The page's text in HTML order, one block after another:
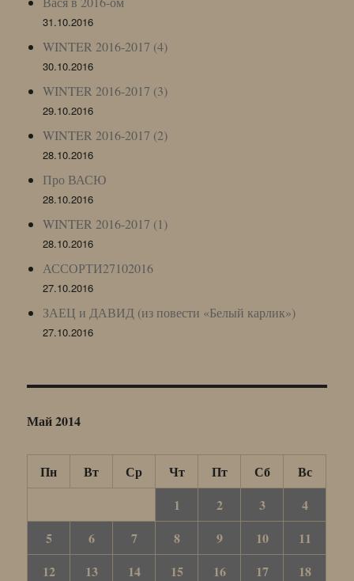
31.10.2016
WINTER 2016-2017 (4)
30.10.2016
WINTER 2016-2017 (3)
29.10.2016
WINTER 2016-2017 (2)
28.10.2016
Про ВАСЮ
28.10.2016
WINTER 2016-2017 (1)
28.10.2016
АССОРТИ27102016
27.10.2016
ЗАЕЦ и ДАВИД (из повести «Белый карлик»)
27.10.2016
Май 2014
Пн Вт Ср Чт Пт Сб
Вс
1
2 3
4
5
6 7 8 9 10
11
12
13 14 15 16 17
18